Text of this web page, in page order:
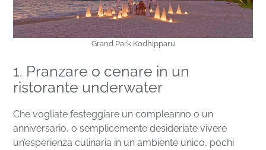
Grand Park Kodhipparu
1. Pranzare o cenare in un
ristorante underwater
Che vogliate festeggiare un compleanno o un
anniversario, o semplicemente desideriate vivere
un’esperienza culinaria in un ambiente unico, pochi